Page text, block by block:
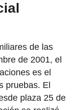
de las
de 2001, el
es el
pruebas. El
plaza 25 de